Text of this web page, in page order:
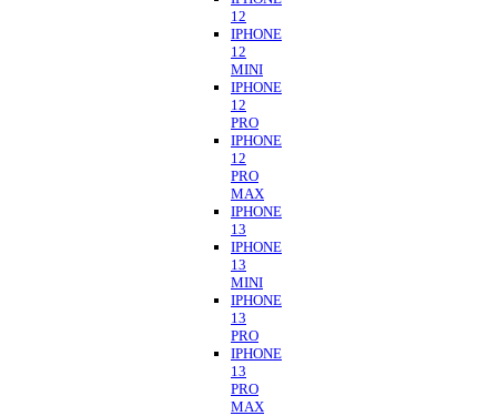
12
IPHONE
12
MINI
IPHONE
12
PRO
IPHONE
12
PRO
MAX
IPHONE
13
IPHONE
13
MINI
IPHONE
13
PRO
IPHONE
13
PRO
MAX